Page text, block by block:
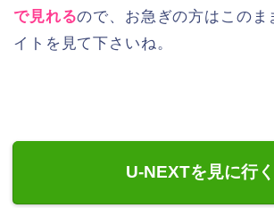
で見れるので、お急ぎの方はこのま
イトを見て下さいね。
U-NEXTを見に行く